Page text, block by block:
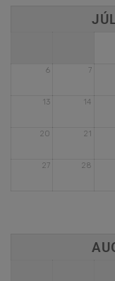
6 7
13 14
20 21
27 28